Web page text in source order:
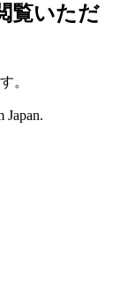
覧いただ
。
Japan.